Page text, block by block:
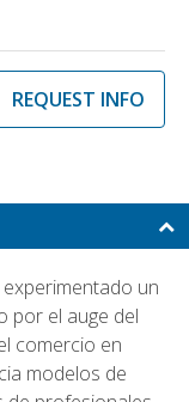
REQUEST INFO
un
por el auge del
comercio en
modelos de